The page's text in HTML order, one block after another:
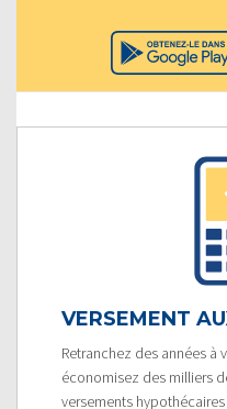
VERSEMENT
Retranchez des années
économisez des milliers
versements